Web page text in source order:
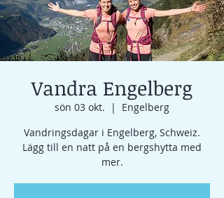
Vandra Engelberg
sön 03 okt.
  |
Engelberg
Vandringsdagar i Engelberg, Schweiz.
Lägg till en natt på en bergshytta med
mer.